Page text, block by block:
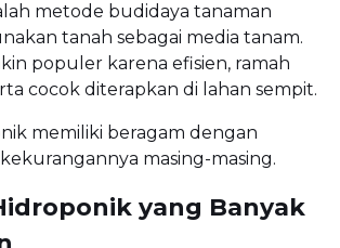
metode budidaya tanaman
tanah sebagai media tanam.
populer karena efisien, ramah
cocok diterapkan di lahan sempit.
memiliki beragam dengan
masing-masing.
yang Banyak